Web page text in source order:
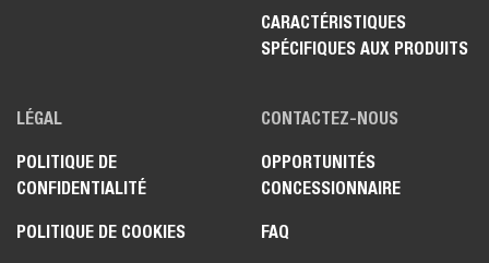
CARACTÉRISTIQUES
SPÉCIFIQUES AUX PRODUITS
LÉGAL
POLITIQUE DE
CONFIDENTIALITÉ
POLITIQUE DE COOKIES
CONTACTEZ-NOUS
OPPORTUNITÉS
CONCESSIONNAIRE
FAQ